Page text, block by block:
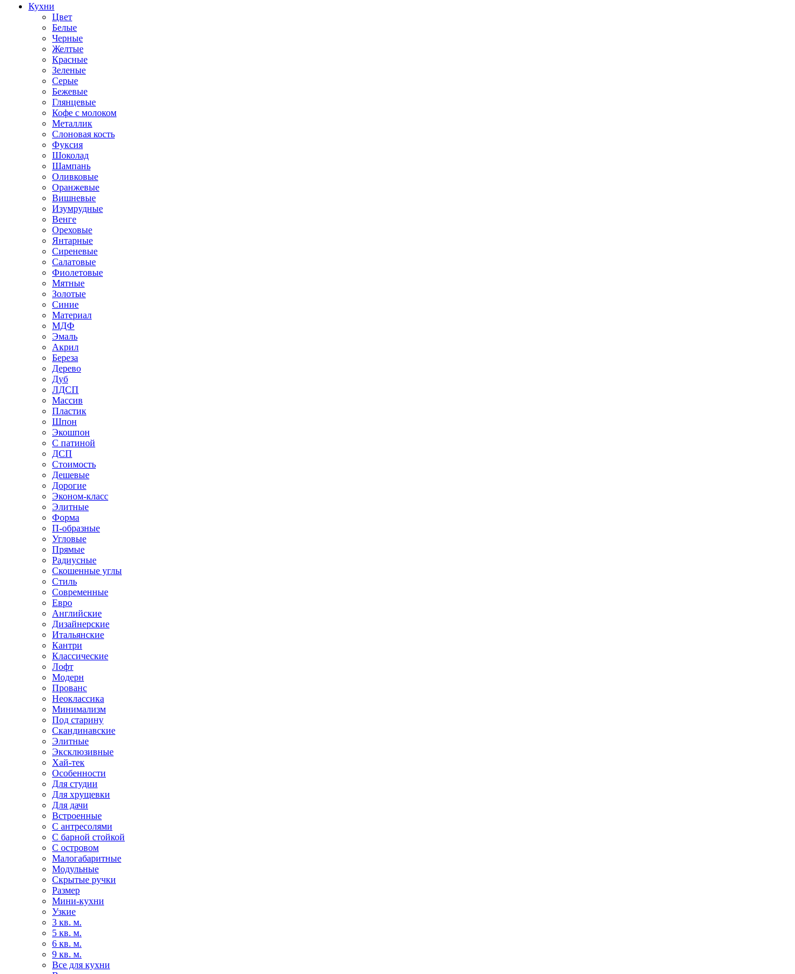
Кухни
Цвет
Белые
Черные
Желтые
Красные
Зеленые
Серые
Бежевые
Глянцевые
Кофе с молоком
Металлик
Слоновая кость
Фуксия
Шоколад
Шампань
Оливковые
Оранжевые
Вишневые
Изумрудные
Венге
Ореховые
Янтарные
Сиреневые
Салатовые
Фиолетовые
Мятные
Золотые
Синие
Материал
МДФ
Эмаль
Акрил
Береза
Дерево
Дуб
ЛДСП
Массив
Пластик
Шпон
Экошпон
С патиной
ДСП
Стоимость
Дешевые
Дорогие
Эконом-класс
Элитные
Форма
П-образные
Угловые
Прямые
Радиусные
Скошенные углы
Стиль
Современные
Евро
Английские
Дизайнерские
Итальянские
Кантри
Классические
Лофт
Модерн
Прованс
Неоклассика
Минимализм
Под старину
Скандинавские
Элитные
Эксклюзивные
Хай-тек
Особенности
Для студии
Для хрущевки
Для дачи
Встроенные
С антресолями
С барной стойкой
С островом
Малогабаритные
Модульные
Скрытые ручки
Размер
Мини-кухни
Узкие
3 кв. м.
5 кв. м.
6 кв. м.
9 кв. м.
Все для кухни